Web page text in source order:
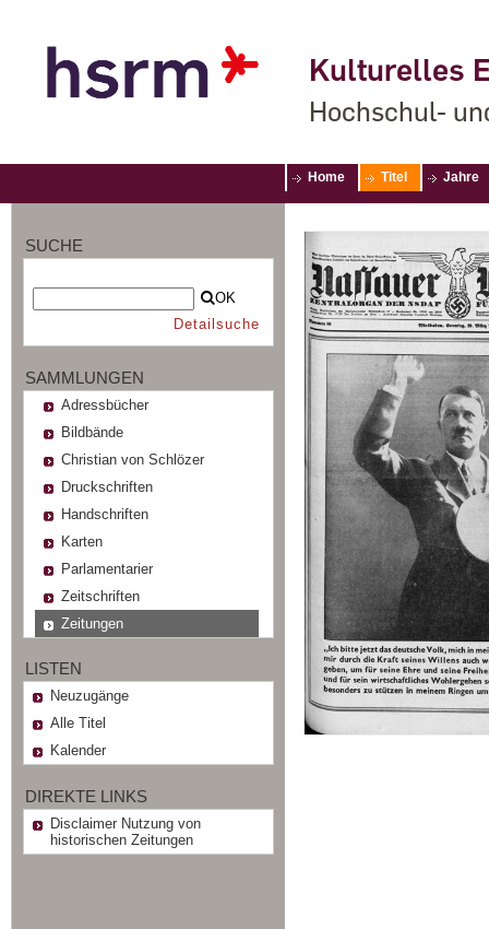
Kulturelles
Hochschul-
Home Titel Jahre
SUCHE
OK
Detailsuche
SAMMLUNGEN
Adressbücher
Bildbände
Christian von Schlözer
Druckschriften
Handschriften
Karten
Parlamentarier
Zeitschriften
Zeitungen
LISTEN
Neuzugänge
Alle Titel
Kalender
DIREKTE LINKS
Disclaimer Nutzung von
historischen Zeitungen